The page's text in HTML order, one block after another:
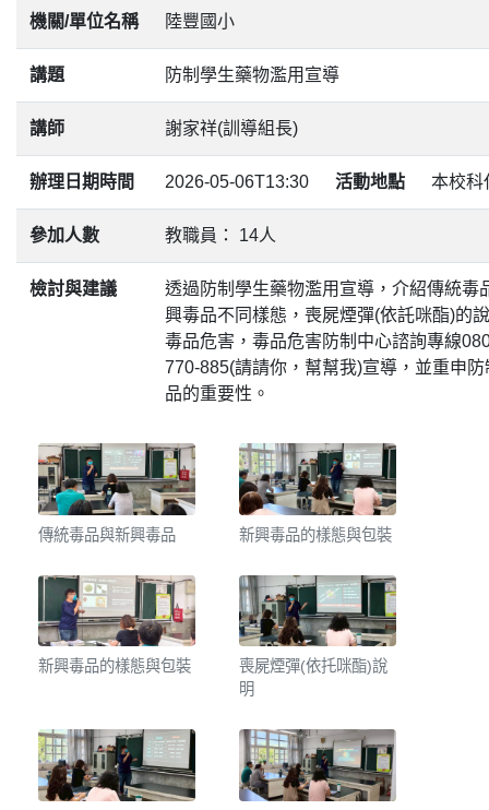
機關/單位名稱 陸豐國小
講題 防制學生藥物濫用宣導
講師 謝家祥(訓導組長)
辦理日期時間 2026-05-06T13:30 活動地點 本校科
參加人數 教職員： 14人
檢討與建議
透過防制學生藥物濫用宣導，介紹傳統毒
興毒品不同樣態，喪屍煙彈(依託咪酯)的
毒品危害，毒品危害防制中心諮詢專線
770-885(請請你，幫幫我)宣導，並重申防
品的重要性。
傳統毒品與新興毒品 新興毒品的樣態與包裝
新興毒品的樣態與包裝
喪屍煙彈(依托咪酯)說
明